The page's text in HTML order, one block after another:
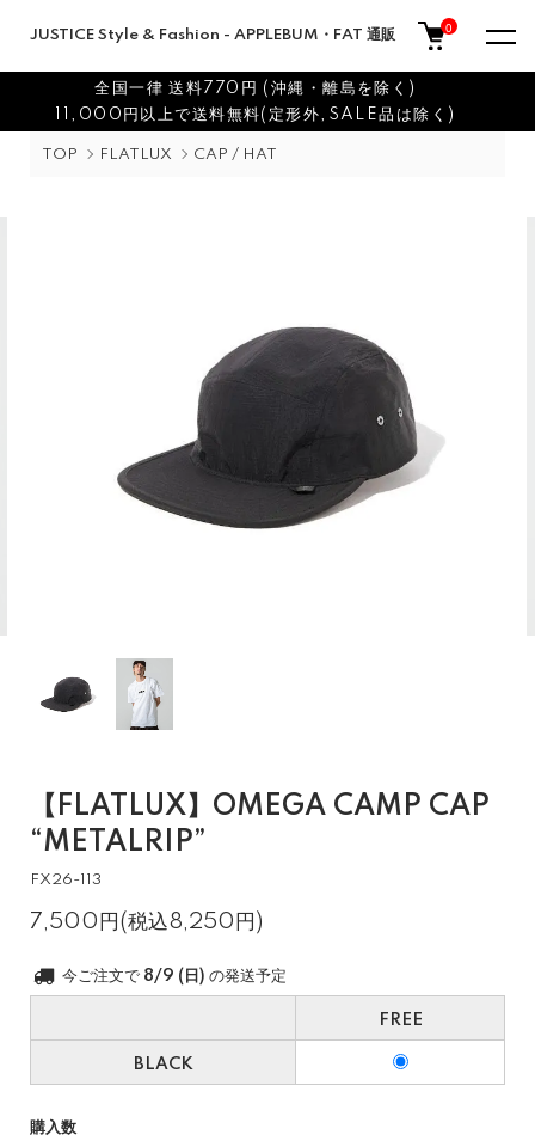
JUSTICE Style & Fashion - APPLEBUM・FAT 通販 0
全国一律 送料770円 (沖縄・離島を除く)
11,000円以上で送料無料(定形外,SALE品は除く)
TOP FLATLUX CAP / HAT
【FLATLUX】OMEGA CAMP CAP
“METALRIP”
FX26-113
7,500円(税込8,250円)
今ご注文で 8/9 (日) の発送予定
FREE
BLACK
購入数